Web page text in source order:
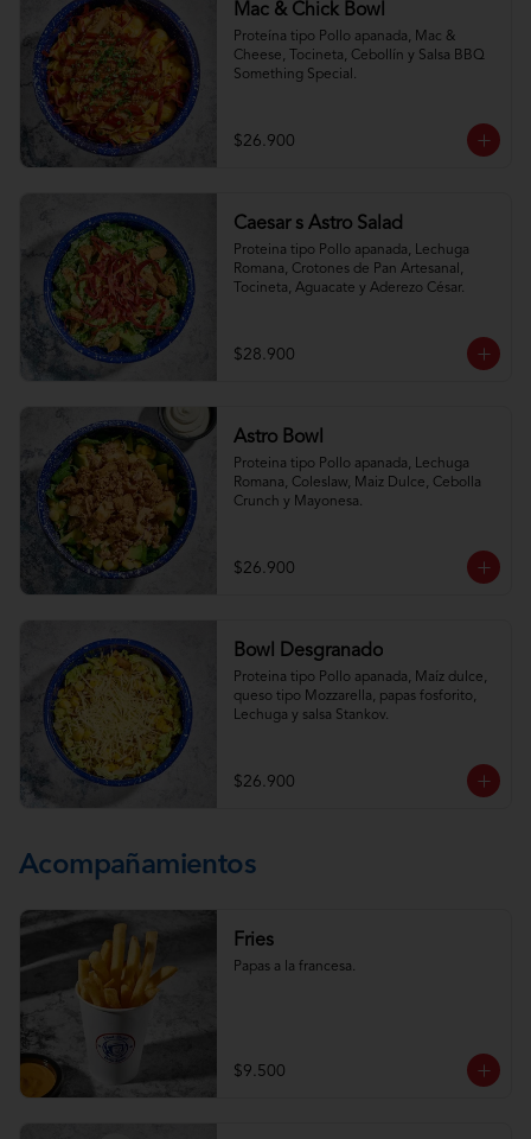
Mac & Chick Bowl
Proteína tipo Pollo apanada, Mac &
Cheese, Tocineta, Cebollín y Salsa BBQ
Something Special.
$26.900
Caesar s Astro Salad
Proteina tipo Pollo apanada, Lechuga
Romana, Crotones de Pan Artesanal,
Tocineta, Aguacate y Aderezo César.
$28.900
Astro Bowl
Proteina tipo Pollo apanada, Lechuga
Romana, Coleslaw, Maiz Dulce, Cebolla
Crunch y Mayonesa.
$26.900
Bowl Desgranado
Proteina tipo Pollo apanada, Maíz dulce,
queso tipo Mozzarella, papas fosforito,
Lechuga y salsa Stankov.
$26.900
Acompañamientos
Fries
Papas a la francesa.
$9.500